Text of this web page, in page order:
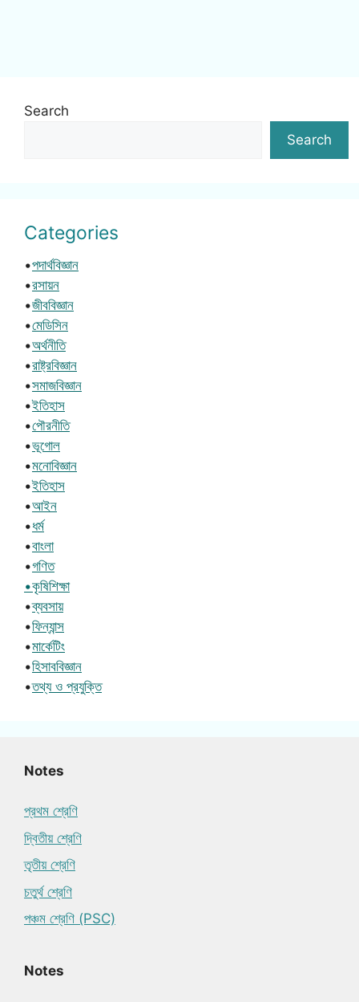
Search
Search
Categories
•পদার্থবিজ্ঞান
•রসায়ন
•জীববিজ্ঞান
•মেডিসিন
•অর্থনীতি
•রাষ্ট্রবিজ্ঞান
•সমাজবিজ্ঞান
•ইতিহাস
•পৌরনীতি
•ভূগোল
•মনোবিজ্ঞান
•ইতিহাস
•আইন
•ধর্ম
•বাংলা
•গণিত
•কৃষিশিক্ষা
•ব্যবসায়
•ফিন্যান্স
•মার্কেটিং
•হিসাববিজ্ঞান
•তথ্য ও প্রযুক্তি
Notes
প্রথম শ্রেণি
দ্বিতীয় শ্রেণি
তৃতীয় শ্রেণি
চতুর্থ শ্রেণি
পঞ্চম শ্রেণি (PSC)
Notes